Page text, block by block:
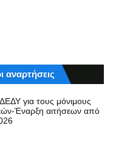
αναρτήσεις
για τους μόνιμους
Έναρξη αιτήσεων από